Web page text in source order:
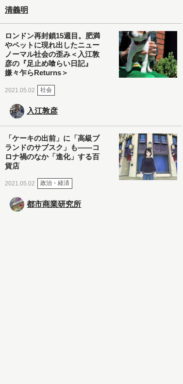
清義明
ロンドン再封鎖15週目。肥満
やペットに現れ出したニュー
ノーマル社会の歪み＜入江敦
彦の『足止め喰らい日記』
嫌々乍らReturns＞
2021.05.02 社会
入江敦彦
「ケーキの出前」に「高級ブ
ランドのサブスク」も――コ
ロナ禍のなか「進化」する百
貨店
2021.05.02 政治・経済
都市商業研究所